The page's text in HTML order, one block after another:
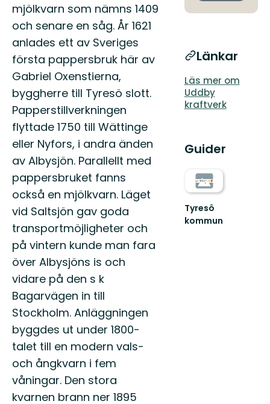
mjölkvarn som nämns 1409
och senare en såg. År 1621
anlades ett av Sveriges
första pappersbruk här av
Gabriel Oxenstierna,
byggherre till Tyresö slott.
Papperstillverkningen
flyttade 1750 till Wättinge
eller Nyfors, i andra änden
av Albysjön. Parallellt med
pappersbruket fanns
också en mjölkvarn. Läget
vid Saltsjön gav goda
transportmöjligheter och
på vintern kunde man fara
över Albysjöns is och
vidare på den s k
Bagarvägen in till
Stockholm. Anläggningen
byggdes ut under 1800-
talet till en modern vals-
och ångkvarn i fem
våningar. Den stora
kvarnen brann ner 1895
Länkar
Läs mer om
Uddby
kraftverk
Guider
Tyresö
kommun